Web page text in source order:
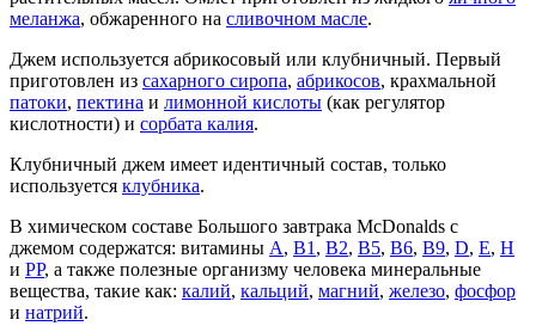
меланжа, обжаренного на сливочном масле.
Джем используется абрикосовый или клубничный. Первый
приготовлен из сахарного сиропа, абрикосов, крахмальной
патоки, пектина и лимонной кислоты (как регулятор
кислотности) и сорбата калия.
Клубничный джем имеет идентичный состав, только
используется клубника.
В химическом составе Большого завтрака McDonalds с
джемом содержатся: витамины А, В1 , В2, В5, В6, В9, D, Е, Н
и РР, а также полезные организму человека минеральные
вещества, такие как: калий, кальций, магний, железо, фосфор
и натрий.